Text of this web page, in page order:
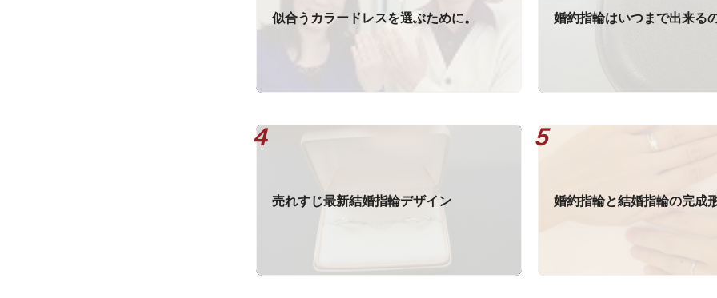
似合うカラードレスを選ぶために。 婚約指輪はいつまで出来る
売れすじ最新結婚指輪デザイン 婚約指輪と結婚指輪の完成